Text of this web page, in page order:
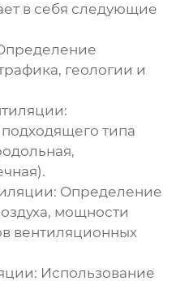
в себя следующие
геологии и
:
типа
: Определение
мощности
вентиляционных
: Использование